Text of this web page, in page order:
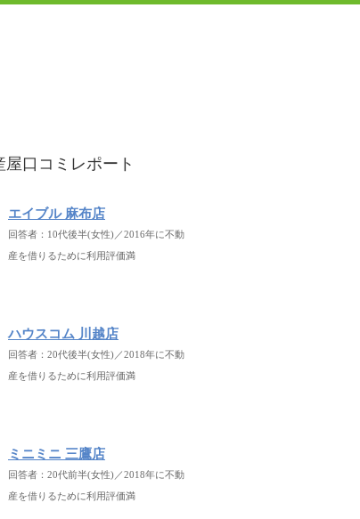
屋口コミレポート
エイブル 麻布店
回答者：10代後半(女性)／2016年に不動
産を借りるために利用評価満
ハウスコム 川越店
回答者：20代後半(女性)／2018年に不動
産を借りるために利用評価満
ミニミニ 三鷹店
回答者：20代前半(女性)／2018年に不動
産を借りるために利用評価満